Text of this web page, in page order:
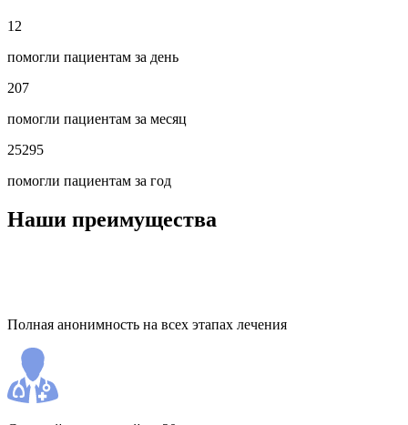
12
помогли пациентам за день
207
помогли пациентам за месяц
25295
помогли пациентам за год
Наши преимущества
Полная анонимность на всех этапах лечения